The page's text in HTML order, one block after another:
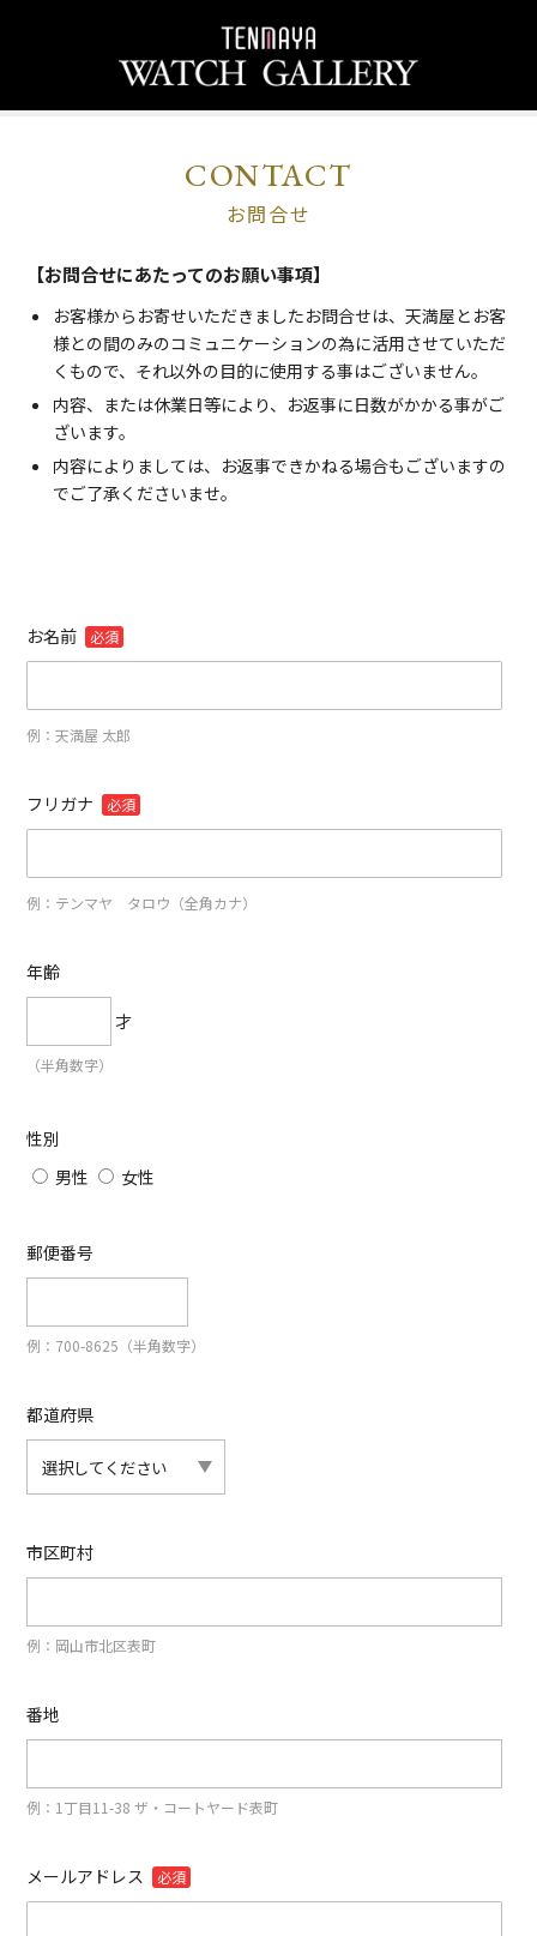
CONTACT
お問合せ
【お問合せにあたってのお願い事項】
お客様からお寄せいただきましたお問合せは、天満屋とお客
様との間のみのコミュニケーションの為に活用させていただ
くもので、それ以外の目的に使用する事はございません。
内容、または休業日等により、お返事に日数がかかる事がご
ざいます。
内容によりましては、お返事できかねる場合もございますの
でご了承くださいませ。
お名前 必須
例：天満屋 太郎
フリガナ 必須
例：テンマヤ タロウ（全角カナ）
年齢
才
（半角数字）
性別
男性
女性
郵便番号
例：700-8625（半角数字）
都道府県
市区町村
例：岡山市北区表町
番地
例：1丁目11-38 ザ・コートヤード表町
メールアドレス 必須